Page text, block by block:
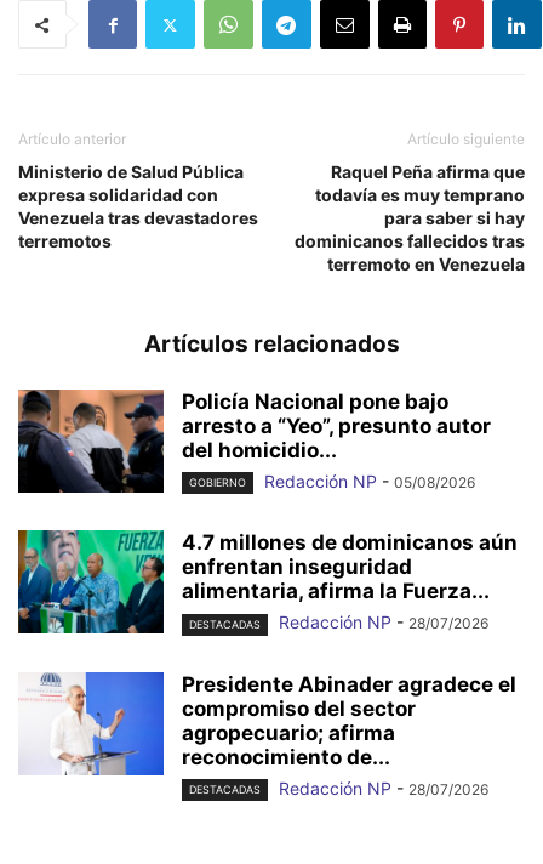
Artículo anterior
Ministerio de Salud Pública
expresa solidaridad con
Venezuela tras devastadores
terremotos
Artículo siguiente
Raquel Peña afirma que
todavía es muy temprano
para saber si hay
dominicanos fallecidos tras
terremoto en Venezuela
Artículos relacionados
Policía Nacional pone bajo
arresto a “Yeo”, presunto autor
del homicidio...
GOBIERNO Redacción NP - 05/08/2026
4.7 millones de dominicanos aún
enfrentan inseguridad
alimentaria, afirma la Fuerza...
DESTACADAS Redacción NP - 28/07/2026
Presidente Abinader agradece el
compromiso del sector
agropecuario; afirma
reconocimiento de...
DESTACADAS Redacción NP - 28/07/2026